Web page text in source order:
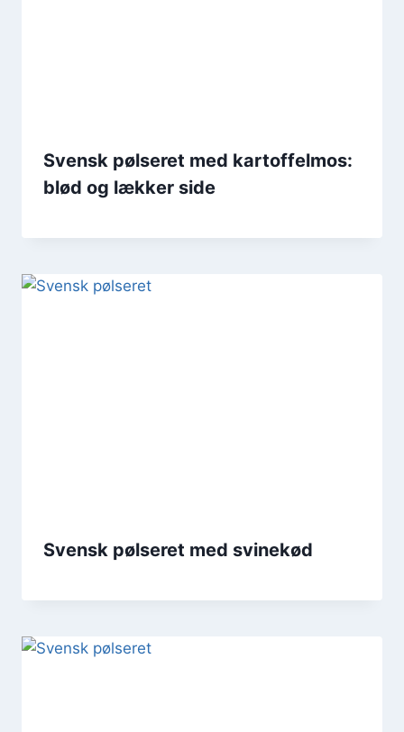
Svensk pølseret med kartoffelmos:
blød og lækker side
Svensk pølseret med svinekød